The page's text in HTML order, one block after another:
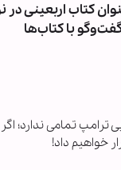
بیش از ۱۹۰ عنوان کتاب اربعینی
با کتاب‌ها
ترامپ تمامی ندارد؛
خواهیم داد!